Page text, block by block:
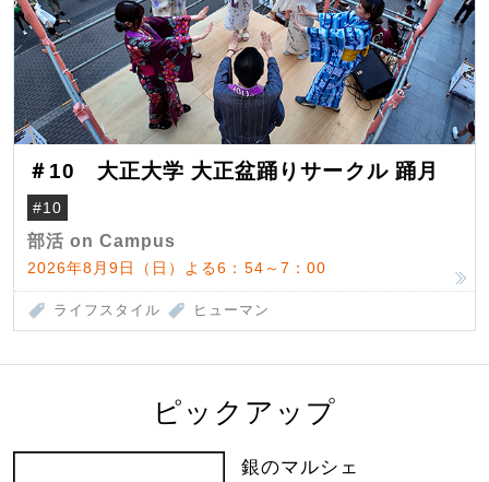
＃10 大正大学 大正盆踊りサークル 踊月
#10
部活 on Campus
2026年8月9日（日）よる6：54～7：00
ライフスタイル ヒューマン
ピックアップ
銀のマルシェ